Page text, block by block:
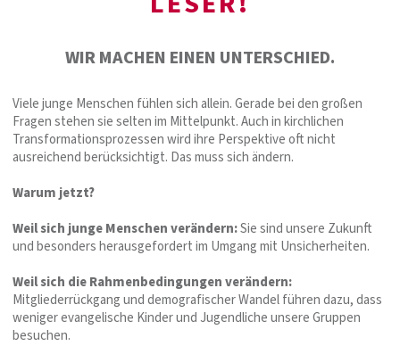
WIR MACHEN EINEN UNTERSCHIED.
Viele junge Menschen fühlen sich allein. Gerade bei den großen
Fragen stehen sie selten im Mittelpunkt. Auch in kirchlichen
Transformationsprozessen wird ihre Perspektive oft nicht
ausreichend berücksichtigt. Das muss sich ändern.
Warum jetzt?
Weil sich junge Menschen verändern:Sie sind unsere Zukunft
und besonders herausgefordert im Umgang mit Unsicherheiten.
Weil sich die Rahmenbedingungen verändern:
Mitgliederrückgang und demografischer Wandel führen dazu, dass
weniger evangelische Kinder und Jugendliche unsere Gruppen
besuchen.